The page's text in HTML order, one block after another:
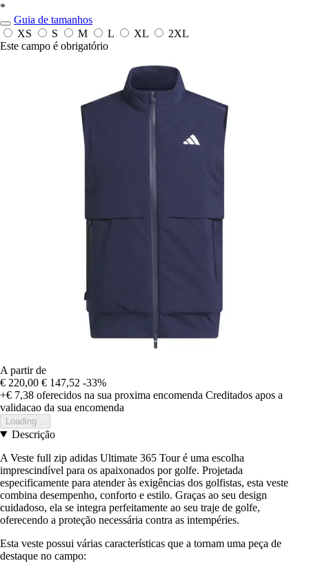
*
Guia de tamanhos
XS
S M L XL
2XL
Este campo é obrigatório
A partir de
€ 220,00 € 147,52 -33%
+€ 7,38 oferecidos na sua proxima encomenda Creditados apos a
validacao da sua encomenda
Loading...
Descrição
A Veste full zip adidas Ultimate 365 Tour é uma escolha
imprescindível para os apaixonados por golfe. Projetada
especificamente para atender às exigências dos golfistas, esta veste
combina desempenho, conforto e estilo. Graças ao seu design
cuidadoso, ela se integra perfeitamente ao seu traje de golfe,
oferecendo a proteção necessária contra as intempéries.
Esta veste possui várias características que a tornam uma peça de
destaque no campo: